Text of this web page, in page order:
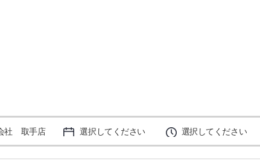
社 取手店 選択してください 選択してください